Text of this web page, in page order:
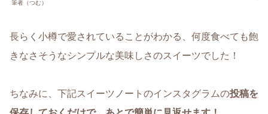
筆者（つむ）
長らく小樽で愛されていることがわかる、何度食べても飽
きなさそうなシンプルな美味しさのスイーツでした！
ちなみに、下記スイーツノートのインスタグラムの投稿を